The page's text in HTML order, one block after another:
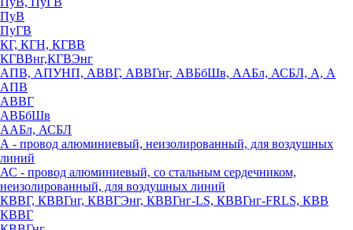
ПуВ
ПуГВ
КГ, КГН, КГВВ
КГВВнг,КГВЭнг
АПВ, АПУНП, АВВГ, АВВГнг, АВБбШв, ААБл, АСБЛ, А, А
АПВ
АВВГ
АВБбШв
ААБл, АСБЛ
А - провод алюминиевый, неизолированный, для воздушных
линий
АС - провод алюминиевый, со стальным сердечником,
неизолированный, для воздушных линий
КВВГ, КВВГнг, КВВГЭнг, КВВГнг-LS, КВВГнг-FRLS, КВВ
КВВГ